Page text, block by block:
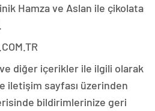
Hamza ve Aslan ile çikolata
diğer içerikler ile ilgili olarak
iletişim sayfası üzerinden
bildirimlerinize geri